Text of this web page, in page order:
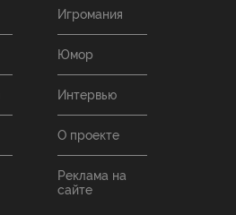
Игромания
Юмор
Интервью
О проекте
Реклама на
сайте